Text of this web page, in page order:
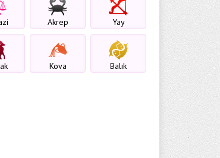
Akrep Yay
Kova Balık